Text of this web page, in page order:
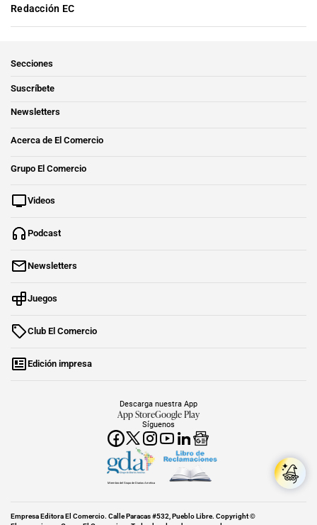
Redacción EC
Secciones
Suscríbete
Newsletters
Acerca de El Comercio
Grupo El Comercio
Videos
Podcast
Newsletters
Juegos
Club El Comercio
Edición impresa
Síguenos
Descarga nuestra App
App StoreGoogle Play
Miembro del Grupo de Diarios América
Empresa Editora El Comercio. Calle Paracas #532, Pueblo Libre. Copyright ©